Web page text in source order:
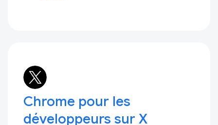
Chrome pour les
développeurs sur X